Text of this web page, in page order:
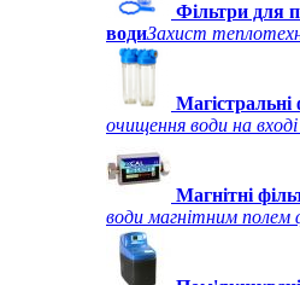
Фільтри для
водиЗахист
очищення води на
Магнітні
води магнітним полем